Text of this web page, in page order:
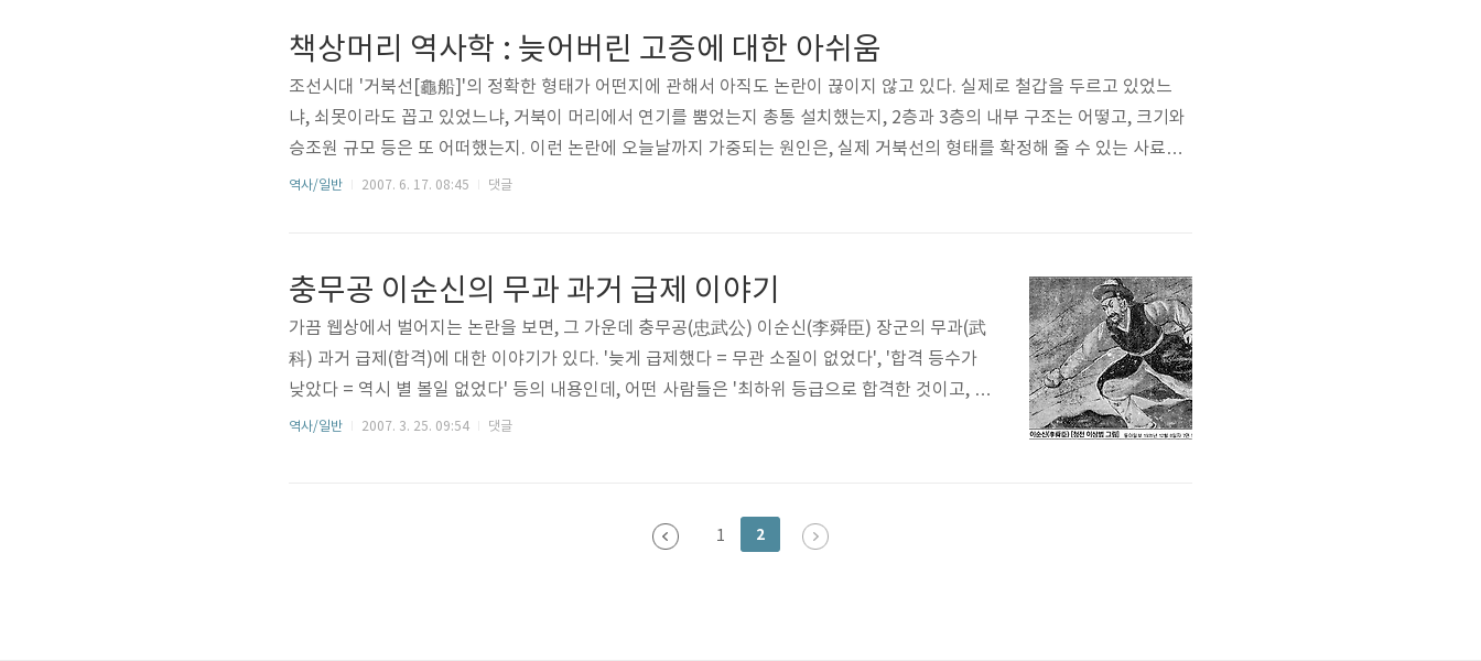
책상머리 역사학 : 늦어버린 고증에 대한 아쉬움
조선시대 '거북선[龜船]'의 정확한 형태가 어떤지에 관해서 아직도 논란이 끊이지 않고 있다. 실제로 철갑을 두르고 있었느
냐, 쇠못이라도 꼽고 있었느냐, 거북이 머리에서 연기를 뿜었는지 총통 설치했는지, 2층과 3층의 내부 구조는 어떻고, 크기와
승조원 규모 등은 또 어떠했는지. 이런 논란에 오늘날까지 가중되는 원인은, 실제 거북선의 형태를 확정해 줄 수 있는 사료가
현존하고 있지 않기 때문이다. 거북선을 촬영한 사진, 하다못해 실물을 보고 그린 정교한 그림이라도 한 장 전해지고 있다면
역사/일반 2007. 6. 17. 08:45 댓글
충무공 이순신의 무과 과거 급제 이야기
가끔 웹상에서 벌어지는 논란을 보면, 그 가운데 충무공(忠武公) 이순신(李舜臣) 장군의 무과(武
科) 과거 급제(합격)에 대한 이야기가 있다. '늦게 급제했다 = 무관 소질이 없었다', '합격 등수가
낮았다 = 역시 별 볼일 없었다' 등의 내용인데, 어떤 사람들은 '최하위 등급으로 합격한 것이고, 오
늘날 계급으로는 하사 정도밖에 되지 않았다'고 말하기도 한다. 과연 그럴까? 군사편찬연구소에서
너무 늦게 급제했다는 논란 위 논문에서 분석한 바에 따르면, 이순신 장군이 급제(及第)한 해당 과
역사/일반 2007. 3. 25. 09:54 댓글
1 2